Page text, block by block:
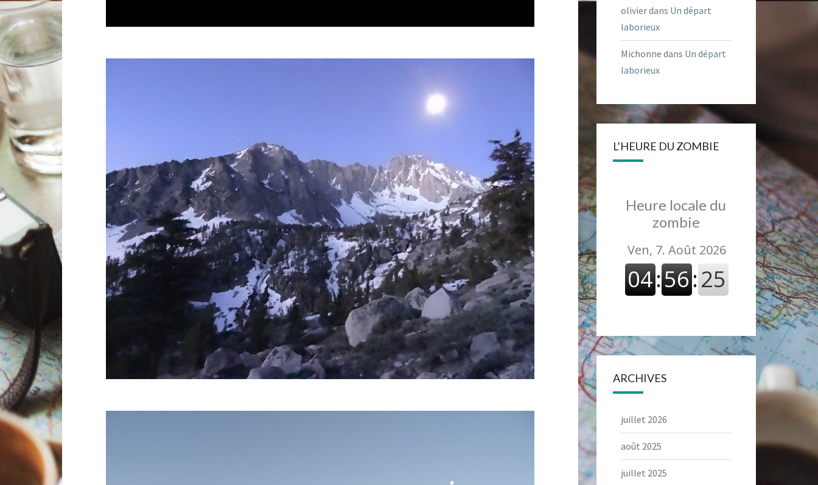
olivierdans Un départ
laborieux
Michonne dans Un départ
laborieux
L’HEURE DU ZOMBIE
Heure locale du
zombie
ARCHIVES
juillet 2026
août 2025
juillet 2025